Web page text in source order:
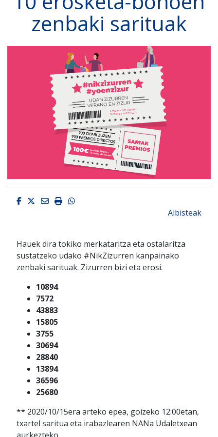
zenbaki sarituak
Facebook
Twitter
EmailImprimirWhatsapp
Albisteak
Hauek dira tokiko merkataritza eta ostalaritza
sustatzeko udako #NikZizurren kanpainako
zenbaki sarituak. Zizurren bizi eta erosi.
10894
7572
43883
15805
3755
30694
28840
13894
36596
25680
** 2020/10/15era arteko epea, goizeko 12:00etan,
txartel saritua eta irabazlearen NANa Udaletxean
aurkezteko.